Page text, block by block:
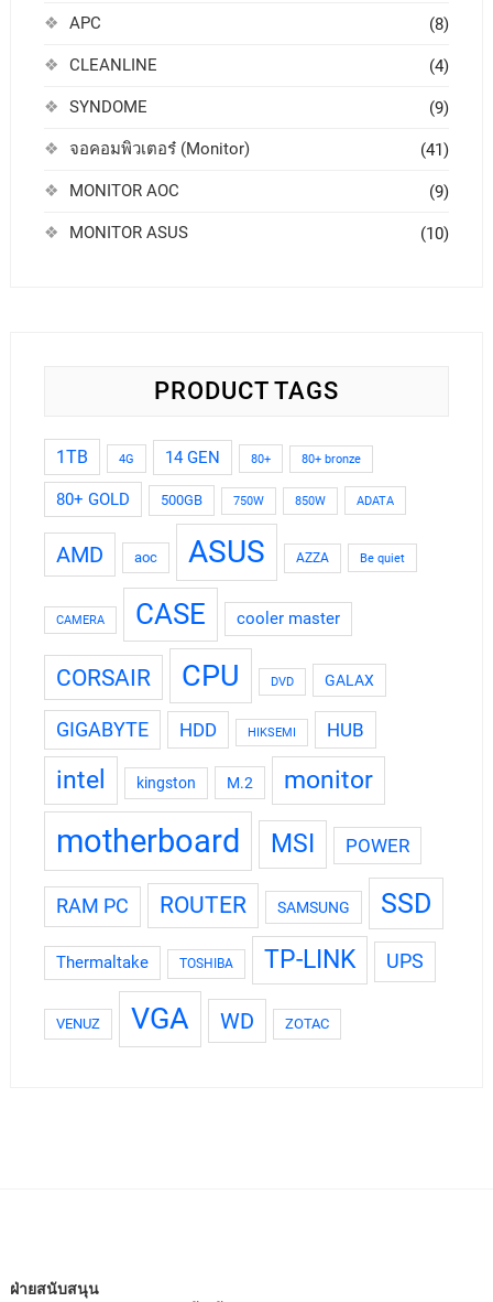
APC (8)
CLEANLINE (4)
SYNDOME (9)
จอคอมพิวเตอร๋ (Monitor) (41)
MONITOR AOC (9)
MONITOR ASUS (10)
PRODUCT TAGS
1TB 4G 14 GEN 80+ 80+ bronze
80+ GOLD 500GB 750W 850W ADATA
AMD aoc ASUS AZZA Be quiet
CAMERA CASE cooler master
CORSAIR CPU DVD GALAX
GIGABYTE HDD HIKSEMI HUB
intel kingston M.2 monitor
motherboard MSI POWER
RAM PC ROUTER SAMSUNG SSD
Thermaltake TOSHIBA TP-LINK UPS
VENUZ VGA WD ZOTAC
ฝ่ายสนับสนุน